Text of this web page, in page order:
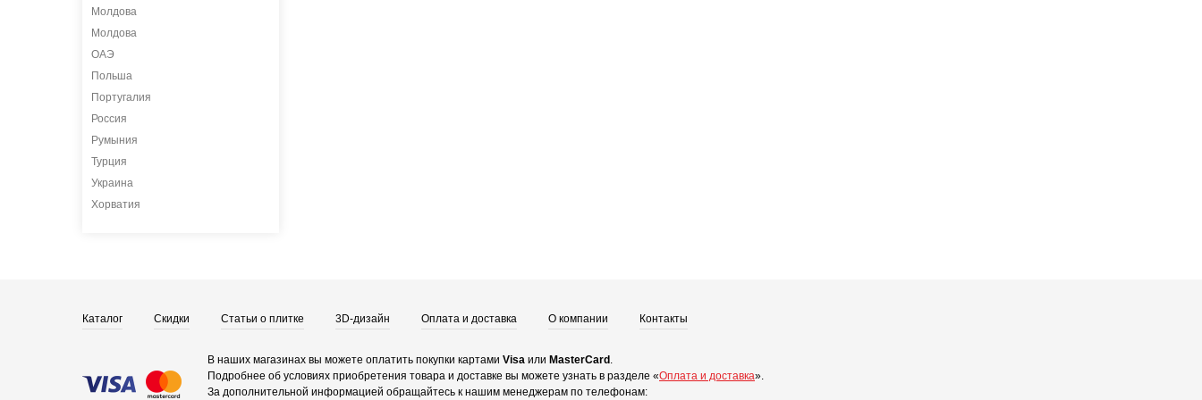
Молдова
Молдова
ОАЭ
Польша
Португалия
Россия
Румыния
Турция
Украина
Хорватия
Каталог Скидки Статьи о плитке 3D-дизайн Оплата и доставка О компании Контакты
В наших магазинах вы можете оплатить покупки картами Visa или MasterCard .
Подробнее об условиях приобретения товара и доставке вы можете узнать в разделе «Оплата и доставка».
За дополнительной информацией обращайтесь к нашим менеджерам по телефонам: